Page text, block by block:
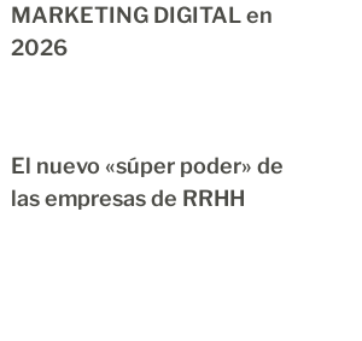
MARKETING DIGITAL en
2026
El nuevo «súper poder» de
las empresas de RRHH